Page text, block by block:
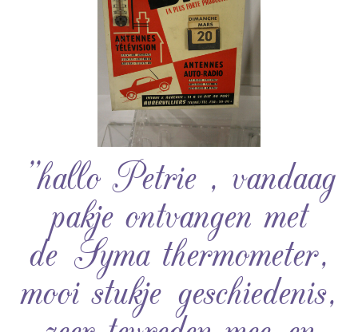
”hallo Petrie , vandaag
pakje ontvangen met
de Syma thermometer,
mooi stukje geschiedenis,